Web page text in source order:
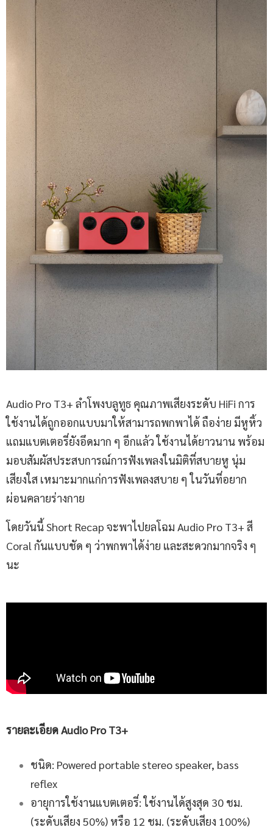
Audio Pro T3+ ลำโพงบลูทูธ คุณภาพเสียงระดับ HiFi การ
ใช้งานได้ถูกออกแบบมาให้สามารถพกพาได้ ถือง่าย มีหูหิ้ว
แถมแบตเตอรี่ยังอึดมาก ๆ อีกแล้ว ใช้งานได้ยาวนาน พร้อม
มอบสัมผัสประสบการณ์การฟังเพลงในมิติที่สบายหู นุ่ม
เสียงใส เหมาะมากแก่การฟังเพลงสบาย ๆ ในวันที่อยาก
ผ่อนคลายร่างกาย
โดยวันนี้ Short Recap จะพาไปยลโฉม Audio Pro T3+ สี
Coral กันแบบชัด ๆ ว่าพกพาได้ง่าย และสะดวกมากจริง ๆ
นะ
รายละเอียดAudio Pro T3+
ชนิด: Powered portable stereo speaker, bass
reflex
อายุการใช้งานแบตเตอรี่: ใช้งานได้สูงสุด 30 ชม.
(ระดับเสียง 50%) หรือ 12 ชม. (ระดับเสียง 100%)